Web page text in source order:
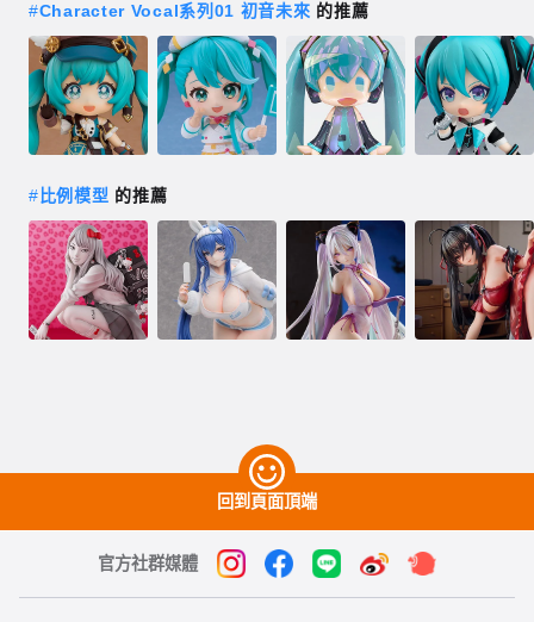
#Character Vocal系列01 初音未來 的推薦
# 比例模型 的推薦
回到頁面頂端
官方社群媒體